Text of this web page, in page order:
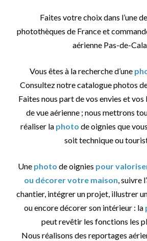
Faites votre choix dans l’une
photothèques de France et
aérienne Pas-de-
Vous êtes à la recherche d’une
Consultez notre catalogue photos
Faites nous part de vos envies et
de vue aérienne ; nous mettrons
réaliser la photo de oignies que
soit technique ou
Une photo de oignies pour
ou décorer votre maison, suivre
chantier, intégrer un projet, illustrer
ou encore décorer son intérieur : la
peut revêtir les fonctions les
Nous réalisons des reportages